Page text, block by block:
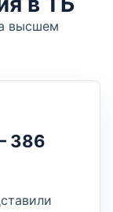
высшем
386